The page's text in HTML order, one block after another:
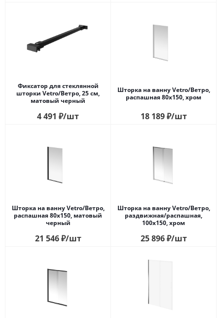
Фиксатор для стеклянной
шторки Vetro/Ветро, 25 см,
матовый черный
4 491 ₽/шт
Шторка на ванну Vetro/Ветро,
распашная 80х150, хром
18 189₽/шт
Шторка на ванну Vetro/Ветро,
распашная 80х150, матовый
черный
21 546₽/шт
Шторка на ванну Vetro/Ветро,
раздвижная/распашная,
100х150, хром
25 896₽/шт